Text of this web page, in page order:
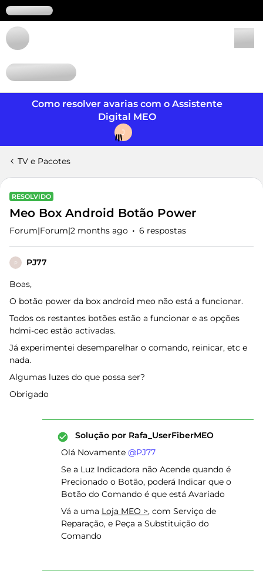
Como resolver avarias com o Assistente
Digital MEO
J
TV e Pacotes
RESOLVIDO
Meo Box Android Botão Power
Forum|Forum|2 months ago 6 respostas
P PJ77
Boas,
O botão power da box android meo não está a funcionar.
Todos os restantes botões estão a funcionar e as opções
hdmi-cec estão activadas.
Já experimentei desemparelhar o comando, reinicar, etc e
nada.
Algumas luzes do que possa ser?
Obrigado
Solução por Rafa_UserFiberMEO
Olá Novamente ​ @PJ77
Se a Luz Indicadora não Acende quando é
Precionado o Botão, poderá Indicar que o
Botão do Comando é que está Avariado
Vá a uma Loja MEO >, com Serviço de
Reparação, e Peça a Substituição do
Comando